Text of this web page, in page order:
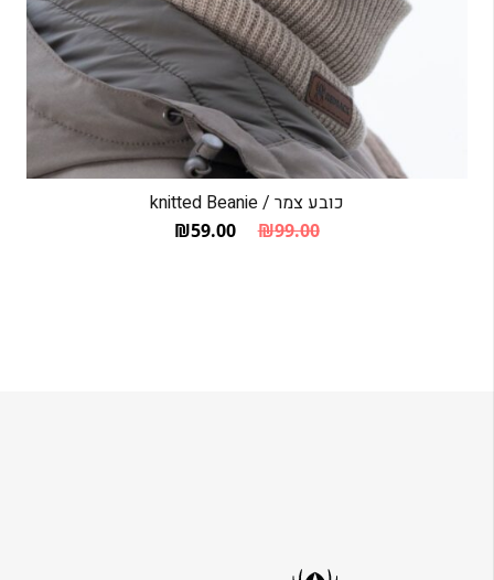
כובע צמר / knitted Beanie
₪99.00 המחיר המקורי היה: ₪99.00.
₪59.00
המחיר הנוכחי הוא: ₪59.00.